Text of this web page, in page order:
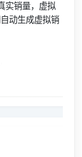
实销量，虚拟
动生成虚拟销